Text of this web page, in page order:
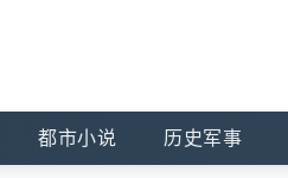
都市小说 历史军事